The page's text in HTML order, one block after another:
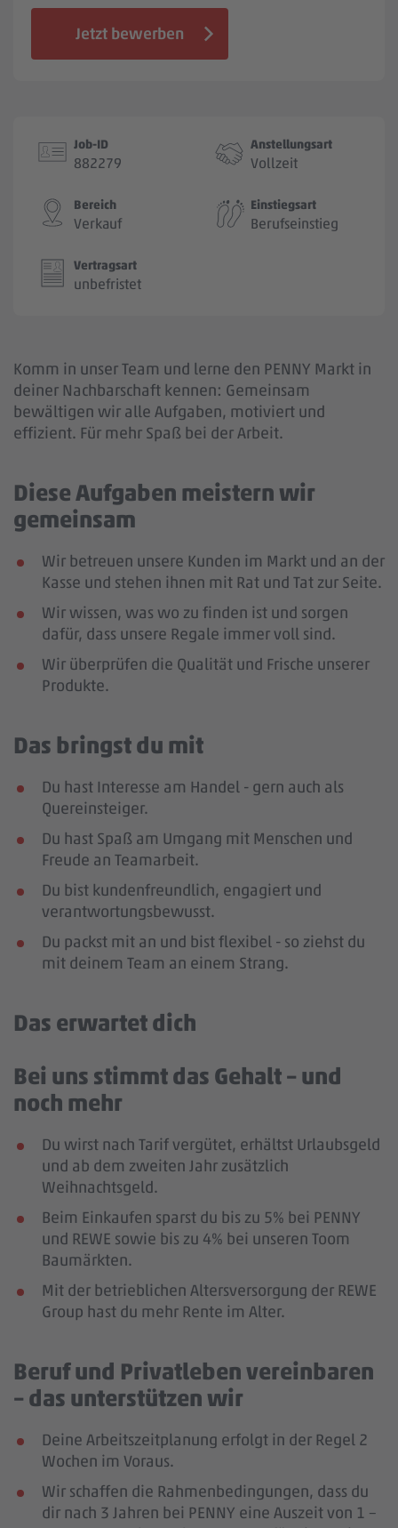
Jobbörse
Jetzt bewerben
Job-ID
882279
Anstellungsart
Vollzeit
Bereich
Verkauf
Einstiegsart
Berufseinstieg
Vertragsart
unbefristet
Komm in unser Team und lerne den PENNY Markt in
deiner Nachbarschaft kennen: Gemeinsam
bewältigen wir alle Aufgaben, motiviert und
effizient. Für mehr Spaß bei der Arbeit.
Diese Aufgaben meistern wir
gemeinsam
Wir betreuen unsere Kunden im Markt und an der
Kasse und stehen ihnen mit Rat und Tat zur Seite.
Wir wissen, was wo zu finden ist und sorgen
dafür, dass unsere Regale immer voll sind.
Wir überprüfen die Qualität und Frische unserer
Produkte.
Das bringst du mit
Du hast Interesse am Handel - gern auch als
Quereinsteiger.
Du hast Spaß am Umgang mit Menschen und
Freude an Teamarbeit.
Du bist kundenfreundlich, engagiert und
verantwortungsbewusst.
Du packst mit an und bist flexibel - so ziehst du
mit deinem Team an einem Strang.
Das erwartet dich
Bei uns stimmt das Gehalt – und
noch mehr
Du wirst nach Tarif vergütet, erhältst Urlaubsgeld
und ab dem zweiten Jahr zusätzlich
Weihnachtsgeld.
Beim Einkaufen sparst du bis zu 5% bei PENNY
und REWE sowie bis zu 4% bei unseren Toom
Baumärkten.
Mit der betrieblichen Altersversorgung der REWE
Group hast du mehr Rente im Alter.
Beruf und Privatleben vereinbaren
– das unterstützen wir
Deine Arbeitszeitplanung erfolgt in der Regel 2
Wochen im Voraus.
Wir schaffen die Rahmenbedingungen, dass du
dir nach 3 Jahren bei PENNY eine Auszeit von 1 –